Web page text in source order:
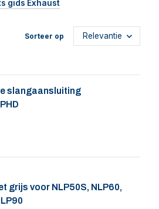
gids Exhaust
Sorteer op
slangaansluiting
NLP50S, NLP60,